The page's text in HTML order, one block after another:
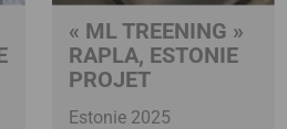
« ML TREENING »
RAPLA, ESTONIE
PROJET
Estonie 2025